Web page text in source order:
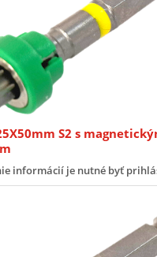
S2 s
informácií je nutné byť